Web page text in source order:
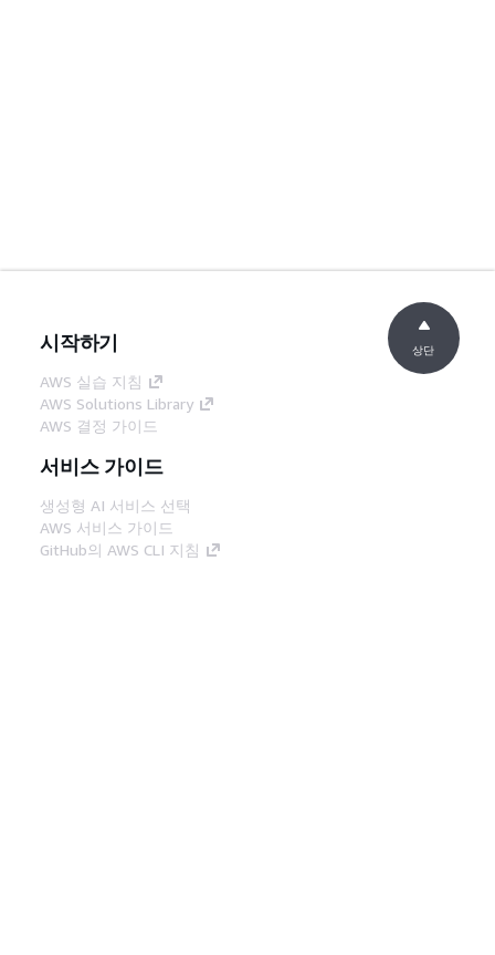
시작하기
AWS 실습 지침
AWS Solutions Library
AWS 결정 가이드
서비스 가이드
생성형 AI 서비스 선택
AWS 서비스 가이드
GitHub의 AWS CLI 지침
상단